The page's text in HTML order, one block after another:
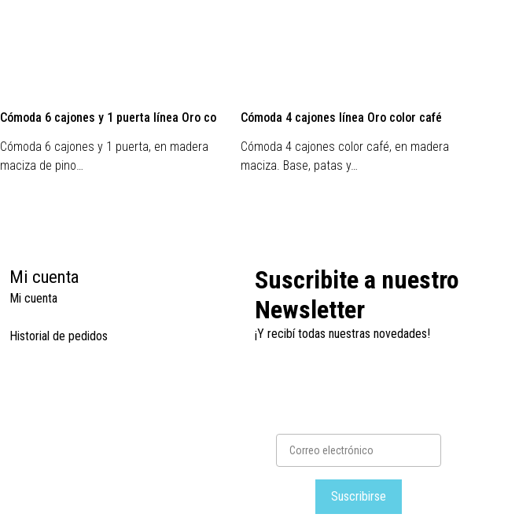
Cómoda 6 cajones y 1 puerta línea Oro co
Cómoda 6 cajones y 1 puerta, en madera
maciza de pino…
Cómoda 4 cajones línea Oro color café
Cómoda 4 cajones color café, en madera
maciza. Base, patas y…
Mi cuenta
Mi cuenta
Historial de pedidos
Suscribite a nuestro
Newsletter
¡Y recibí todas nuestras novedades!
Suscribirse